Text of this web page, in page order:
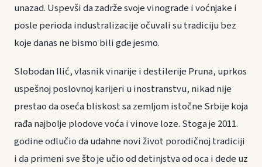
unazad. Uspevši da zadrže svoje vinograde i voćnjake i
posle perioda industralizacije očuvali su tradiciju bez
koje danas ne bismo bili gde jesmo.
Slobodan Ilić, vlasnik vinarije i destilerije Pruna, uprkos
uspešnoj poslovnoj karijeri u inostranstvu, nikad nije
prestao da oseća bliskost sa zemljom istočne Srbije koja
rađa najbolje plodove voća i vinove loze. Stoga je 2011.
godine odlučio da udahne novi život porodičnoj tradiciji
i da primeni sve što je učio od detinjstva od oca i dede uz